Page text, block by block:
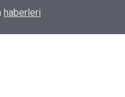
Topraklarda Aşk.
haberleri